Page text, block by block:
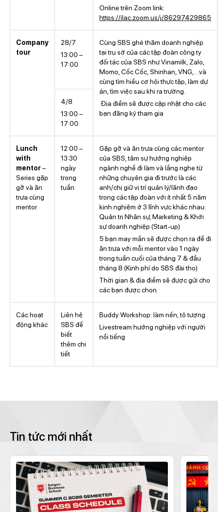
Online trên Zoom link:
https://ilac.zoom.us/j/86297429865
Company
tour
28/7
13:00 –
17:00
Cùng SBS ghé thăm doanh nghiệp
tại trụ sở của các tập đoàn công ty
đối tác của SBS như Vinamilk, Zalo,
Momo, Cốc Cốc, Shinhan, VNG,…và
cùng tìm hiểu cơ hội thực tập, làm dự
án, tìm việc sau khi ra trường.
Địa điểm sẽ được cập nhật cho các
bạn đăng ký tham gia
4/8
13:00 –
17:00
Lunch
with
mentor–
Series gặp
gỡ và ăn
trưa cùng
mentor
12:00 –
13:30
ngày
trong
tuần
Gặp gỡ và ăn trưa cùng các mentor
của SBS, tâm sự hướng nghiệp
ngành nghề đi làm và lắng nghe từ
những chuyên gia đi trước là các
anh/chị giữ vị trí quản lý/lãnh đạo
trong các tập đoàn với ít nhất 5 năm
kinh nghiệm ở 3 lĩnh vực khác nhau:
Quản trị Nhân sự, Marketing & Khởi
sự doanh nghiệp (Start-up)
5 bạn may mắn sẽ được chọn ra để đi
ăn trưa với mỗi mentor vào 1 ngày
trong tuần cuối của tháng 7 & đầu
tháng 8 (Kinh phí do SBS đài thọ)
Thời gian & địa điểm sẽ được gửi cho
các bạn được chọn.
Các hoạt
động khác
Liên hệ
SBS để
biết
thêm chi
tiết
Buddy Workshop: làm nến, tô tượng
Livestream hướng nghiệp với người
nổi tiếng
Tin tức mới nhất